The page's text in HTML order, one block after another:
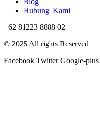
Blog
Hubungi Kami
+62 81223 8888 02
© 2025 All rights Reserved
Facebook Twitter Google-plus